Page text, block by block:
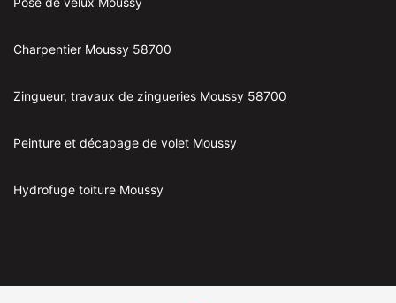
Charpentier Moussy 58700
Zingueur, travaux de zingueries Moussy 58700
Peinture et décapage de volet Moussy
Hydrofuge toiture Moussy